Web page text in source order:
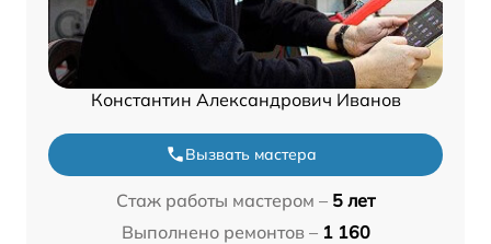
Константин Александрович Иванов
Вызвать мастера
Стаж работы мастером – 5 лет
Выполнено ремонтов – 1 160